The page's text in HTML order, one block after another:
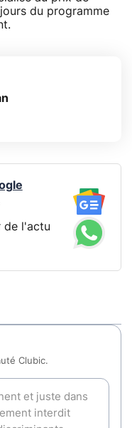
du programme
de l'actu
Clubic.